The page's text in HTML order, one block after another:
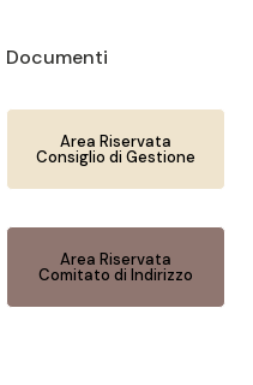
Documenti
Area Riservata
Consiglio di Gestione
Area Riservata
Comitato di Indirizzo